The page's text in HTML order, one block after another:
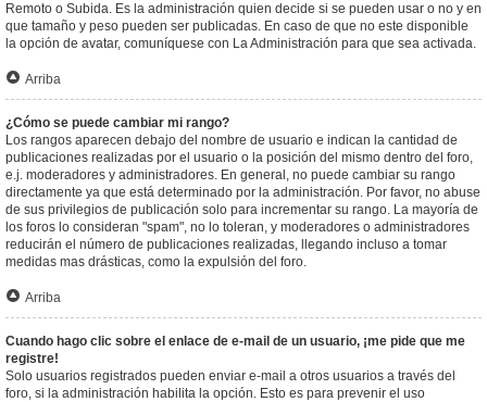
Remoto o Subida. Es la administración quien decide si se pueden usar o no y en
que tamaño y peso pueden ser publicadas. En caso de que no este disponible
la opción de avatar, comuníquese con La Administración para que sea activada.
Arriba
¿Cómo se puede cambiar mi rango?
Los rangos aparecen debajo del nombre de usuario e indican la cantidad de
publicaciones realizadas por el usuario o la posición del mismo dentro del foro,
e.j. moderadores y administradores. En general, no puede cambiar su rango
directamente ya que está determinado por la administración. Por favor, no abuse
de sus privilegios de publicación solo para incrementar su rango. La mayoría de
los foros lo consideran "spam", no lo toleran, y moderadores o administradores
reducirán el número de publicaciones realizadas, llegando incluso a tomar
medidas mas drásticas, como la expulsión del foro.
Arriba
Cuando hago clic sobre el enlace de e-mail de un usuario, ¡me pide que me
registre!
Solo usuarios registrados pueden enviar e-mail a otros usuarios a través del
foro, si la administración habilita la opción. Esto es para prevenir el uso